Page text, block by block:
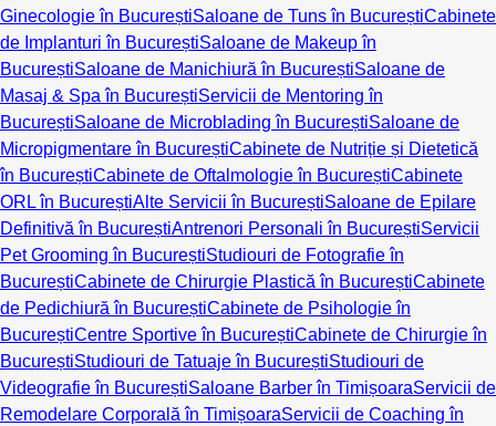
Ginecologie în BucureștiSaloane de Tuns în BucureștiCabinete
de Implanturi în BucureștiSaloane de Makeup în
BucureștiSaloane de Manichiură în BucureștiSaloane de
Masaj & Spa în BucureștiServicii de Mentoring în
BucureștiSaloane de Microblading în BucureștiSaloane de
Micropigmentare în BucureștiCabinete de Nutriție și Dietetică
în BucureștiCabinete de Oftalmologie în BucureștiCabinete
ORL în BucureștiAlte Servicii în BucureștiSaloane de Epilare
Definitivă în BucureștiAntrenori Personali în BucureștiServicii
Pet Grooming în BucureștiStudiouri de Fotografie în
BucureștiCabinete de Chirurgie Plastică în BucureștiCabinete
de Pedichiură în BucureștiCabinete de Psihologie în
BucureștiCentre Sportive în BucureștiCabinete de Chirurgie în
BucureștiStudiouri de Tatuaje în BucureștiStudiouri de
Videografie în BucureștiSaloane Barber în TimișoaraServicii de
Remodelare Corporală în TimișoaraServicii de Coaching în